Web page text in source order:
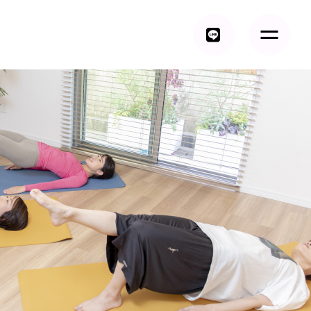
トップ
AMI ～トータルボディケア～について
イベント情報
レッスン紹介
トレーナー紹介